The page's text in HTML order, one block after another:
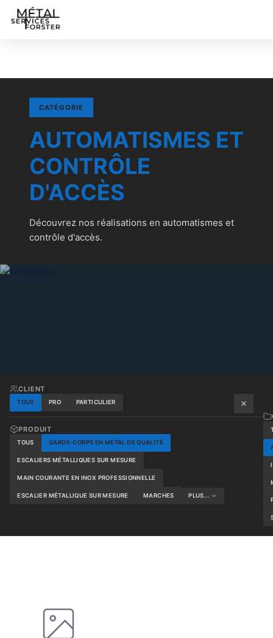
CATÉGORIE
AUTOMATISMES ET
CONTRÔLE
D'ACCÈS
Découvrez nos réalisations en automatismes et
contrôle d'accès.
CLIENT
TOUS PRO PARTICULIER
PRODUIT
TOUS GARDE-CORPS EN MÉTAL DE QUALITÉ
ESCALIERS MÉTALLIQUES SUR MESURE
MAIN COURANTE EN INOX PROFESSIONNELLE
ESCALIER MÉTALLIQUE SUR MESURE MARCHES PLUS...